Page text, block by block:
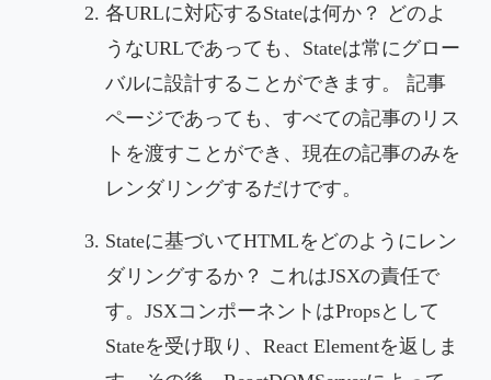
各URLに対応するStateは何か？ どのよ
うなURLであっても、Stateは常にグロー
バルに設計することができます。 記事
ページであっても、すべての記事のリス
トを渡すことができ、現在の記事のみを
レンダリングするだけです。
Stateに基づいてHTMLをどのようにレン
ダリングするか？ これはJSXの責任で
す。JSXコンポーネントはPropsとして
Stateを受け取り、React Elementを返しま